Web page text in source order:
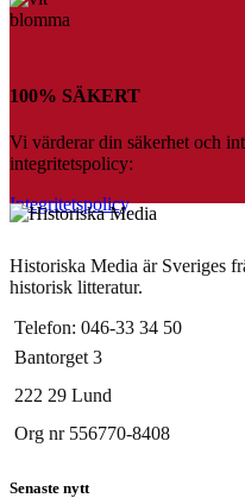
100% SÄKERT
Vi värderar din säkerhet och
integritetspolicy:
Integritetspolicy
Historiska Media är Sveriges
historisk litteratur.
Telefon: 046-33 34 50
Bantorget 3
222 29 Lund
Org nr 556770-8408
Senaste nytt